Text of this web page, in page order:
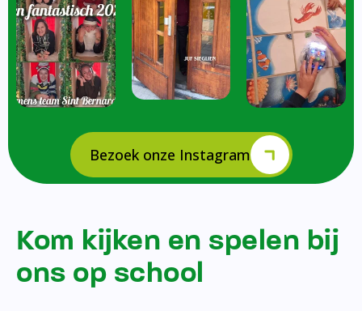
Bezoek onze Instagram
Kom kijken en spelen bij
ons op school